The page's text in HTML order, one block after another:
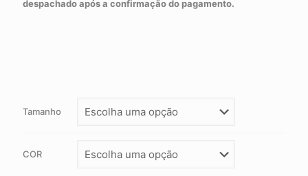
despachado após a confirmação do pagamento.
Tamanho
COR